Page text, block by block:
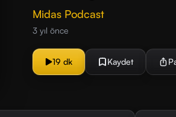
Midas Podcast
3 yıl önce
19 dk Kaydet